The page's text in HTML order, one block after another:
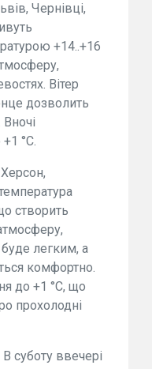
Чернівці,
+14..+16
Вітер
дозволить
°C.
створить
легким, а
комфортно.
до +1 °C, що
прохолодні
суботу ввечері